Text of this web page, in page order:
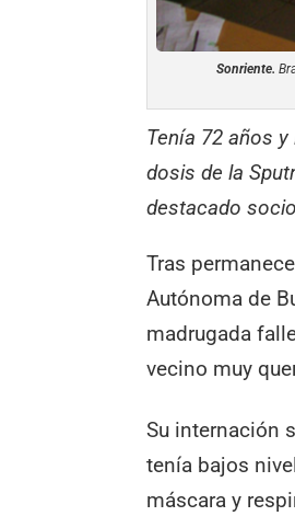
Sonriente.
Tenía 72 años
dosis de la
destacado
Tras
Autónoma de
madrugada
vecino muy
Su internación
tenía bajos
máscara y